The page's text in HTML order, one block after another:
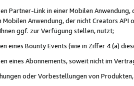
Partner-Link in einer Mobilen
Mobilen Anwendung, der nicht Creators
ggf. zur Verfügung stellen, nutzt;
eines Bounty Events (wie in Ziffer 4 (a)
eines Abonnements, soweit nicht im
oder Vorbestellungen von